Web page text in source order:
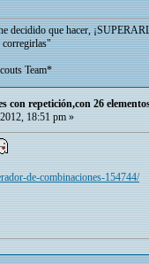
decidido que hacer,
corregirlas"
Team*
con repetición,con 26
18:51 pm »
de-combinaciones-154744/